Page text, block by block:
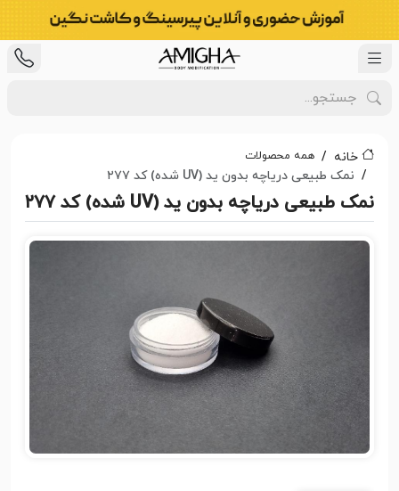
خانه همه محصولات
نمک طبیعی دریاچه بدون ید (UV شده) کد ۲۷۷
نمک طبیعی دریاچه بدون ید (UV شده) کد ۲۷۷